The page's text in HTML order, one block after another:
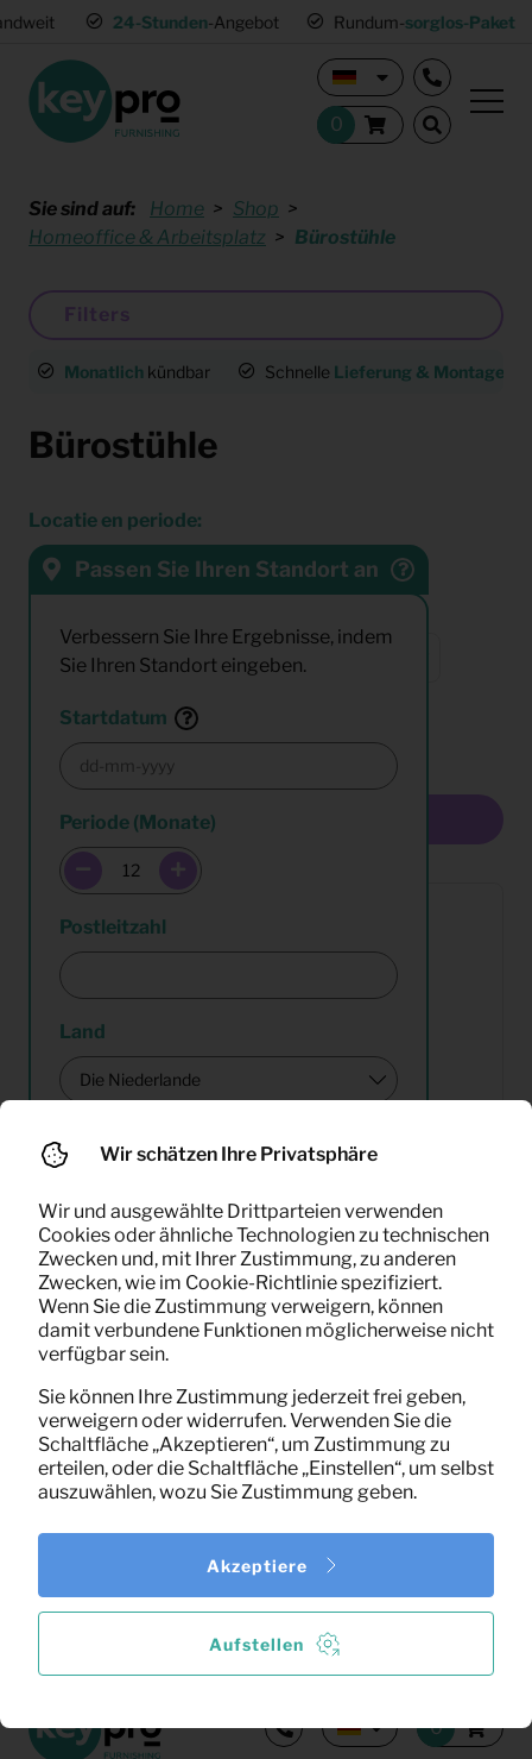
24-Stunden-Angebot Rundum-sorglos-Paket
Sie sind auf: Home
Shop
Homeoffice & Arbeitsplatz
Bürostühle
Filters
Monatlich kündbar Schnelle Lieferung & Montage
Bürostühle
Multiselect
Locatie en periode:
Passen Sie Ihren Standort an
Verbessern Sie Ihre Ergebnisse, indem
Sie Ihren Standort eingeben.
Startdatum
Periode (Monate)
Postleitzahl
Land
Bürostuhl (schwarz)
(exklusiv MwSt)
1von1
Ergebnisse angezeigt
Weitere Ergebnisse
Wir schätzen Ihre Privatsphäre
Wir und ausgewählte Drittparteien verwenden
Cookies oder ähnliche Technologien zu technischen
Zwecken und, mit Ihrer Zustimmung, zu anderen
Zwecken, wie im Cookie-Richtlinie spezifiziert.
Wenn Sie die Zustimmung verweigern, können
damit verbundene Funktionen möglicherweise nicht
verfügbar sein.
Sie können Ihre Zustimmung jederzeit frei geben,
verweigern oder widerrufen. Verwenden Sie die
Schaltfläche „Akzeptieren“, um Zustimmung zu
erteilen, oder die Schaltfläche „Einstellen“, um selbst
auszuwählen, wozu Sie Zustimmung geben.
Aufstellen
Akzeptiere